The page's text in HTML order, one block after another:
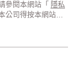
參閱本網站「 隱私
公司得按本網站使